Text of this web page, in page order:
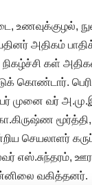
அதிகம்
கள்
கொண்டார்.
முனை வர்
மூர்த்தி,
செயலாளர்
எஸ்.சுந்தரம்,
வகித்தனர்.